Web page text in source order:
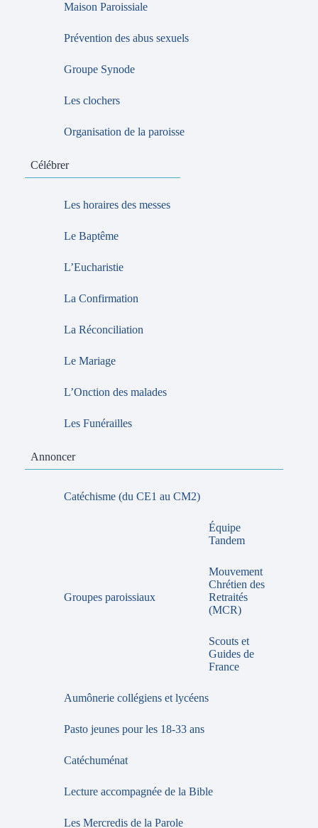
Maison Paroissiale
Prévention des abus sexuels
Groupe Synode
Les clochers
Organisation de la paroisse
Célébrer
Les horaires des messes
Le Baptême
L’Eucharistie
La Confirmation
La Réconciliation
Le Mariage
L’Onction des malades
Les Funérailles
Annoncer
Catéchisme (du CE1 au CM2)
Groupes paroissiaux
Équipe
Tandem
Mouvement
Chrétien des
Retraités
(MCR)
Scouts et
Guides de
France
Aumônerie collégiens et lycéens
Pasto jeunes pour les 18-33 ans
Catéchuménat
Lecture accompagnée de la Bible
Les Mercredis de la Parole